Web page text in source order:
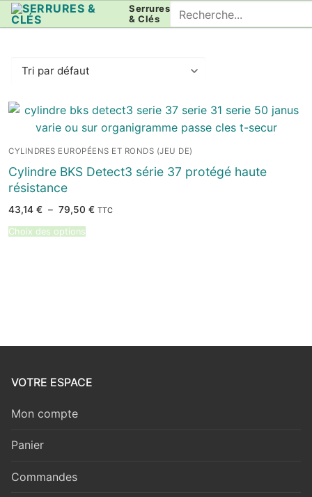
Aller
au
Serrures
& Clés
Rechercher
:
CYLINDRES EUROPÉENS ET RONDS (JEU DE)
Cylindre BKS Detect3 série 37 protégé haute
résistance
43,14 € – 79,50 €Plage
TTC
Choix des options
VOTRE ESPACE
Mon compte
Panier
Commandes